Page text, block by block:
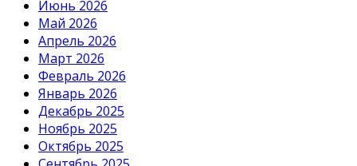
Июнь 2026
Май 2026
Апрель 2026
Март 2026
Февраль 2026
Январь 2026
Декабрь 2025
Ноябрь 2025
Октябрь 2025